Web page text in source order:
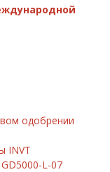
одобрении
INVT
L-07